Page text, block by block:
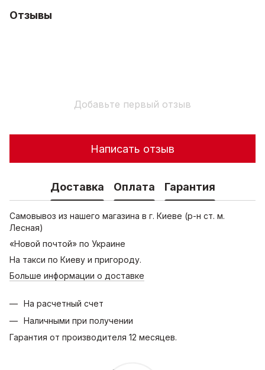
Отзывы
Добавьте первый отзыв
Написать отзыв
Доставка Оплата Гарантия
Самовывоз из нашего магазина в г. Киеве (р-н ст. м.
Лесная)
«Новой почтой» по Украине
На такси по Киеву и пригороду.
Больше информации о доставке
На расчетный счет
Наличными при получении
Гарантия от производителя 12 месяцев.